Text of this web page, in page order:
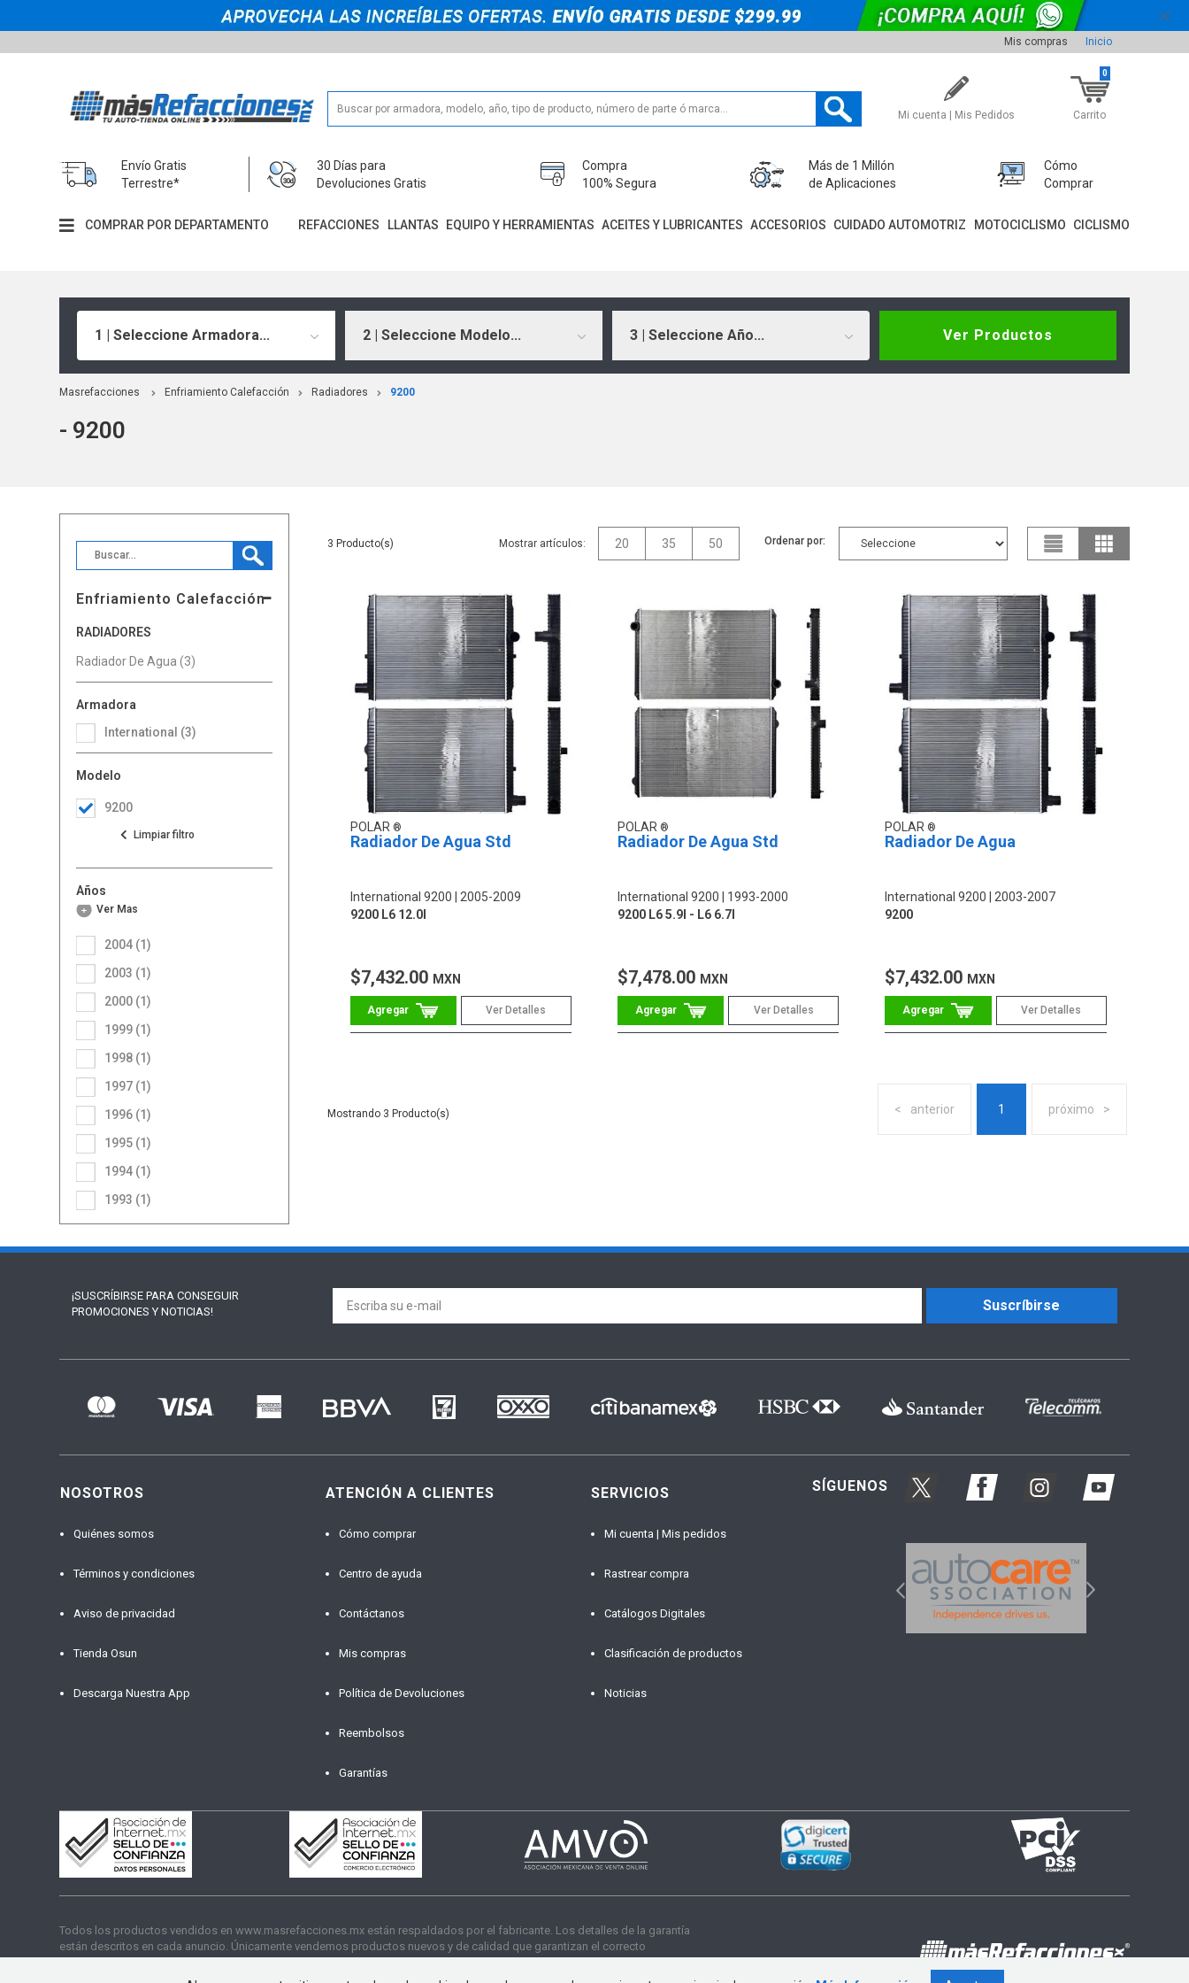
Mis compras Inicio
Mi cuenta | Mis Pedidos Carrito
0
Envío Gratis
Terrestre*
30 Días para
Devoluciones Gratis
Compra
100% Segura
Más de 1 Millón
de Aplicaciones
Cómo
Comprar
COMPRAR POR DEPARTAMENTO REFACCIONES LLANTAS EQUIPO Y HERRAMIENTAS ACEITES Y LUBRICANTES ACCESORIOS CUIDADO AUTOMOTRIZ MOTOCICLISMO CICLISMO
1 | Seleccione Armadora... 2 | Seleccione Modelo... 3 | Seleccione Año... Ver Productos
Masrefacciones Enfriamiento Calefacción Radiadores 9200
- 9200
Enfriamiento Calefacción
RADIADORES
Radiador De Agua (3)
Armadora
International (3)
Modelo
9200
Años
1993 (1)
1994 (1)
1995 (1)
1996 (1)
1997 (1)
1998 (1)
1999 (1)
2000 (1)
2003 (1)
2004 (1)
Ver Más
3 Mostrar artículos: 20 35 50 Ordenar por:
POLAR
Radiador De Agua Std
International 9200
2005-2009
9200 L6 12.0l
$7,432.00 MXN
Ver Detalles
POLAR
Radiador De Agua Std
International 9200
1993-2000
9200 L6 5.9l - L6 6.7l
$7,478.00 MXN
Ver Detalles
POLAR
Radiador De Agua
International 9200
2003-2007
9200
$7,432.00 MXN
Ver Detalles
anterior 1 próximo
3
¡SUSCRÍBIRSE PARA CONSEGUIR
PROMOCIONES Y NOTICIAS!
Suscríbirse
NOSOTROS
Quiénes somos
Términos y condiciones
Aviso de privacidad
Tienda Osun
Descarga Nuestra App
ATENCIÓN A CLIENTES
Cómo comprar
Centro de ayuda
Contáctanos
Mis compras
Política de Devoluciones
Reembolsos
Garantías
SERVICIOS
Mi cuenta | Mis pedidos
Rastrear compra
Catálogos Digitales
Clasificación de productos
Noticias
SÍGUENOS
Todos los productos vendidos en www.masrefacciones.mx están respaldados por el fabricante. Los detalles de la garantía
están descritos en cada anuncio. Únicamente vendemos productos nuevos y de calidad que garantizan el correcto